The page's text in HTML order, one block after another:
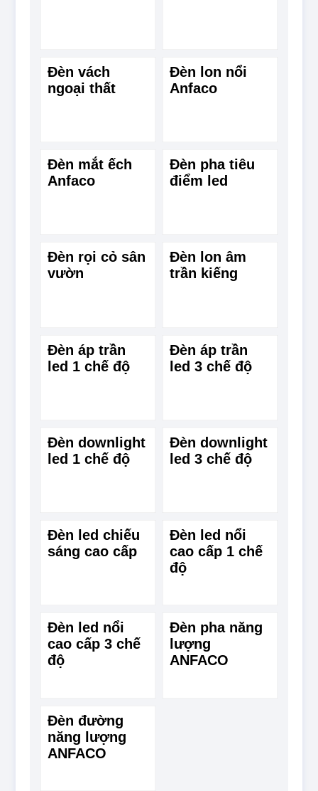
Đèn vách
ngoại thất
Đèn lon nổi
Anfaco
Đèn mắt ếch
Anfaco
Đèn pha tiêu
điểm led
Đèn rọi cỏ sân
vườn
Đèn lon âm
trần kiếng
Đèn áp trần
led 1 chế độ
Đèn áp trần
led 3 chế độ
Đèn downlight
led 1 chế độ
Đèn downlight
led 3 chế độ
Đèn led chiếu
sáng cao cấp
Đèn led nổi
cao cấp 1 chế
độ
Đèn led nổi
cao cấp 3 chế
độ
Đèn pha năng
lượng
ANFACO
Đèn đường
năng lượng
ANFACO